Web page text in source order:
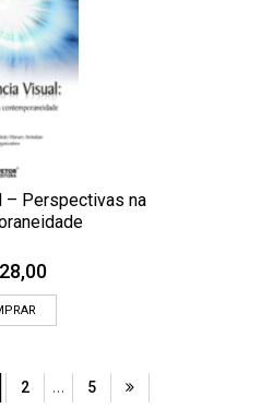
DESEJOS
OLHADA RÁPIDA
– Perspectivas na
2 … 5